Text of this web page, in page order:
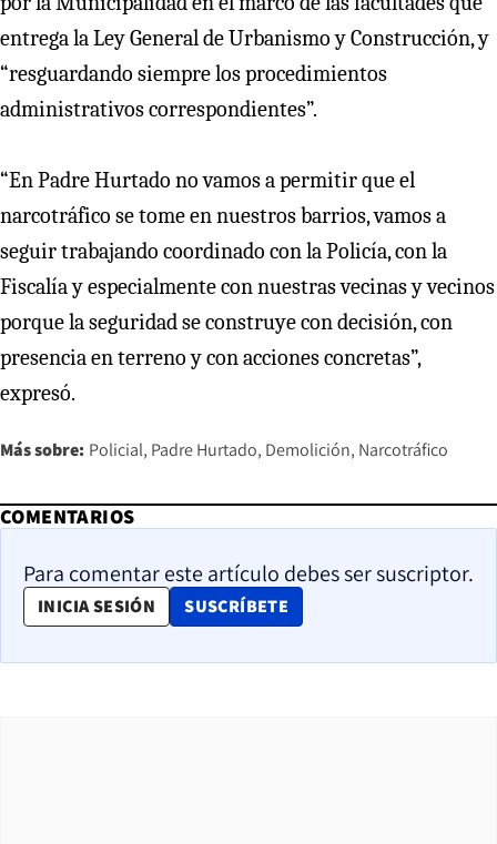
entrega la Ley General de Urbanismo y Construcción, y
“resguardando siempre los procedimientos
administrativos correspondientes”.
“En Padre Hurtado no vamos a permitir que el
narcotráfico se tome en nuestros barrios, vamos a
seguir trabajando coordinado con la Policía, con la
Fiscalía y especialmente con nuestras vecinas y vecinos
porque la seguridad se construye con decisión, con
presencia en terreno y con acciones concretas”,
expresó.
Más sobre: Policial Padre Hurtado Demolición Narcotráfico
COMENTARIOS
Para comentar este artículo debes ser suscriptor.
INICIA SESIÓN SUSCRÍBETE
OPENS IN NEW WINDOW